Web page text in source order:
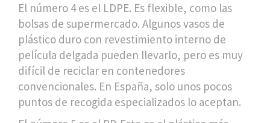
El número 4 es el LDPE. Es flexible, como las
bolsas de supermercado. Algunos vasos de
plástico duro con revestimiento interno de
película delgada pueden llevarlo, pero es muy
difícil de reciclar en contenedores
convencionales. En España, solo unos pocos
puntos de recogida especializados lo aceptan.